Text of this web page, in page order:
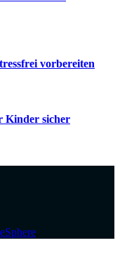
vorbereiten
Kinder sicher